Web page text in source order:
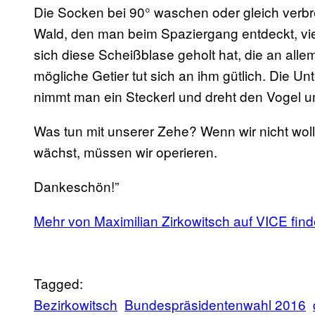
Die Socken bei 90° waschen oder gleich
Wald, den man beim Spaziergang entdeckt,
sich diese Scheißblase geholt hat, die an
mögliche Getier tut sich an ihm gütlich. Die
nimmt man ein Steckerl und dreht den Vogel
Was tun mit unserer Zehe? Wenn wir nicht
wächst, müssen wir operieren.
Dankeschön!”
Mehr von Maximilian Zirkowitsch auf VICE
Tagged:
Bezirkowitsch Bundespräsidentenwahl 2016